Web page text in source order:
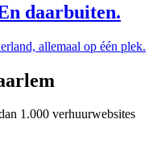
daarbuiten.
allemaal op één plek.
1.000 verhuurwebsites